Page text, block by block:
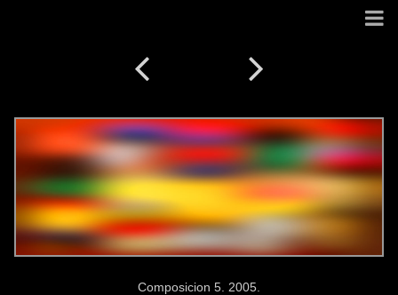
Composicion 5. 2005.